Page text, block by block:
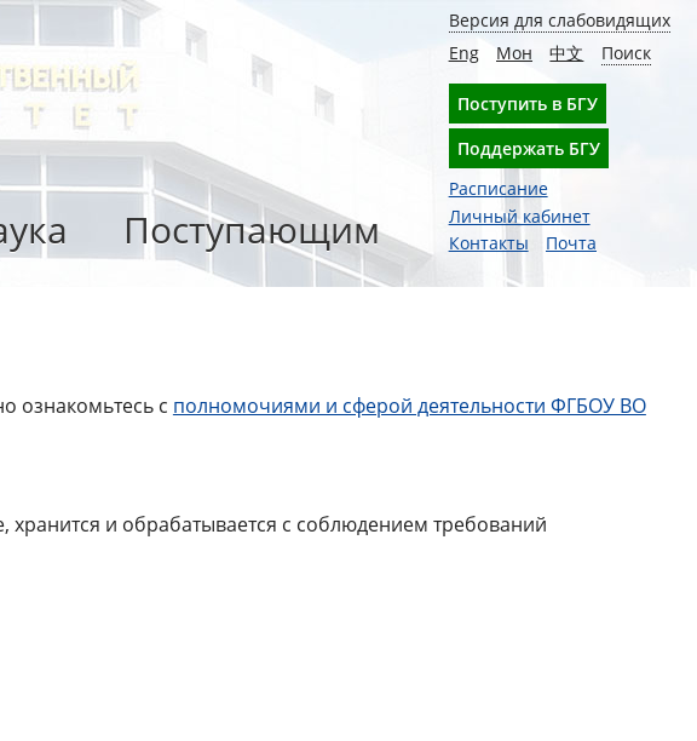
Версия для слабовидящих
Eng
Мон 中文 Поиск
Поступить в БГУ
Поддержать БГУ
Расписание
Личный кабинет
Контакты
Почта
Поступающим
ознакомьтесь с полномочиями и сферой деятельности ФГБОУ ВО
и обрабатывается с соблюдением требований